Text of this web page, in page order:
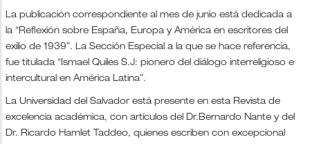
La publicación correspondiente al mes de junio está dedicada a
la “Reflexión sobre España, Europa y América en escritores del
exilio de 1939”. La Sección Especial a la que se hace referencia,
fue titulada “Ismael Quiles S.J: pionero del diálogo interreligioso e
intercultural en América Latina”.
La Universidad del Salvador está presente en esta Revista de
excelencia académica, con artículos del Dr.Bernardo Nante y del
Dr. Ricardo Hamlet Taddeo, quienes escriben con excepcional